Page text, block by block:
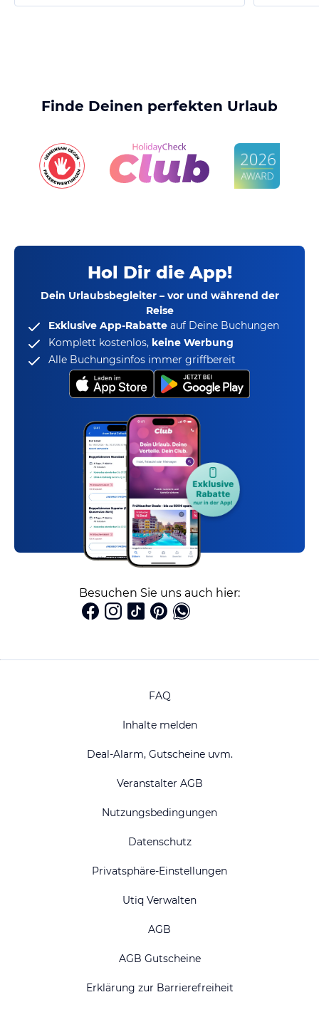
Finde Deinen perfekten Urlaub
Hol Dir die App!
Dein Urlaubsbegleiter – vor und während der
Reise
Exklusive App-Rabatte auf Deine Buchungen
Komplett kostenlos, keine Werbung
Alle Buchungsinfos immer griffbereit
Besuchen Sie uns auch hier:
FAQ
Inhalte melden
Deal-Alarm, Gutscheine uvm.
Veranstalter AGB
Nutzungsbedingungen
Datenschutz
Privatsphäre-Einstellungen
Utiq Verwalten
AGB
AGB Gutscheine
Erklärung zur Barrierefreiheit